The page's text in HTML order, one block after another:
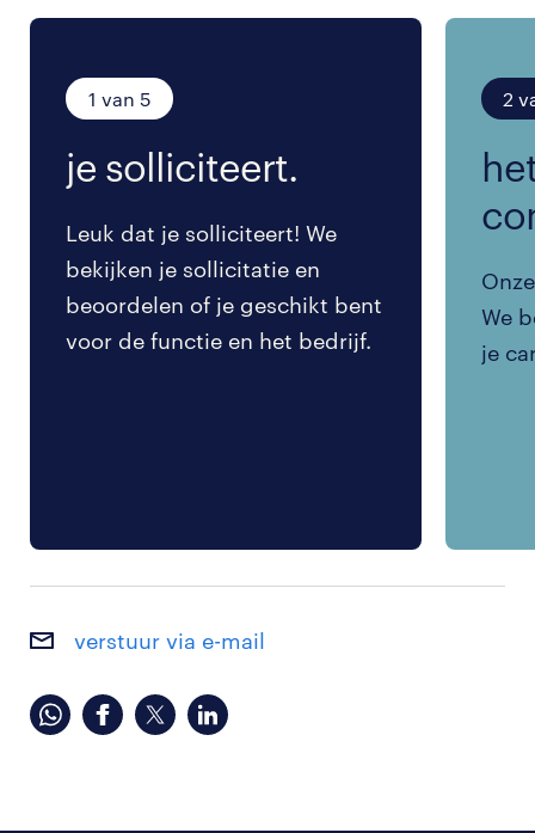
1 van 5
je solliciteert.
Leuk dat je solliciteert! We
bekijken je sollicitatie en
beoordelen of je geschikt bent
voor de functie en het bedrijf.
2
We
je
verstuur via e-mail